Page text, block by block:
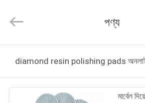
পণ্য
Industry
Co.,Ltd.
Reserved.
পণ্য
diamond resin polishing pads
মার্বেল